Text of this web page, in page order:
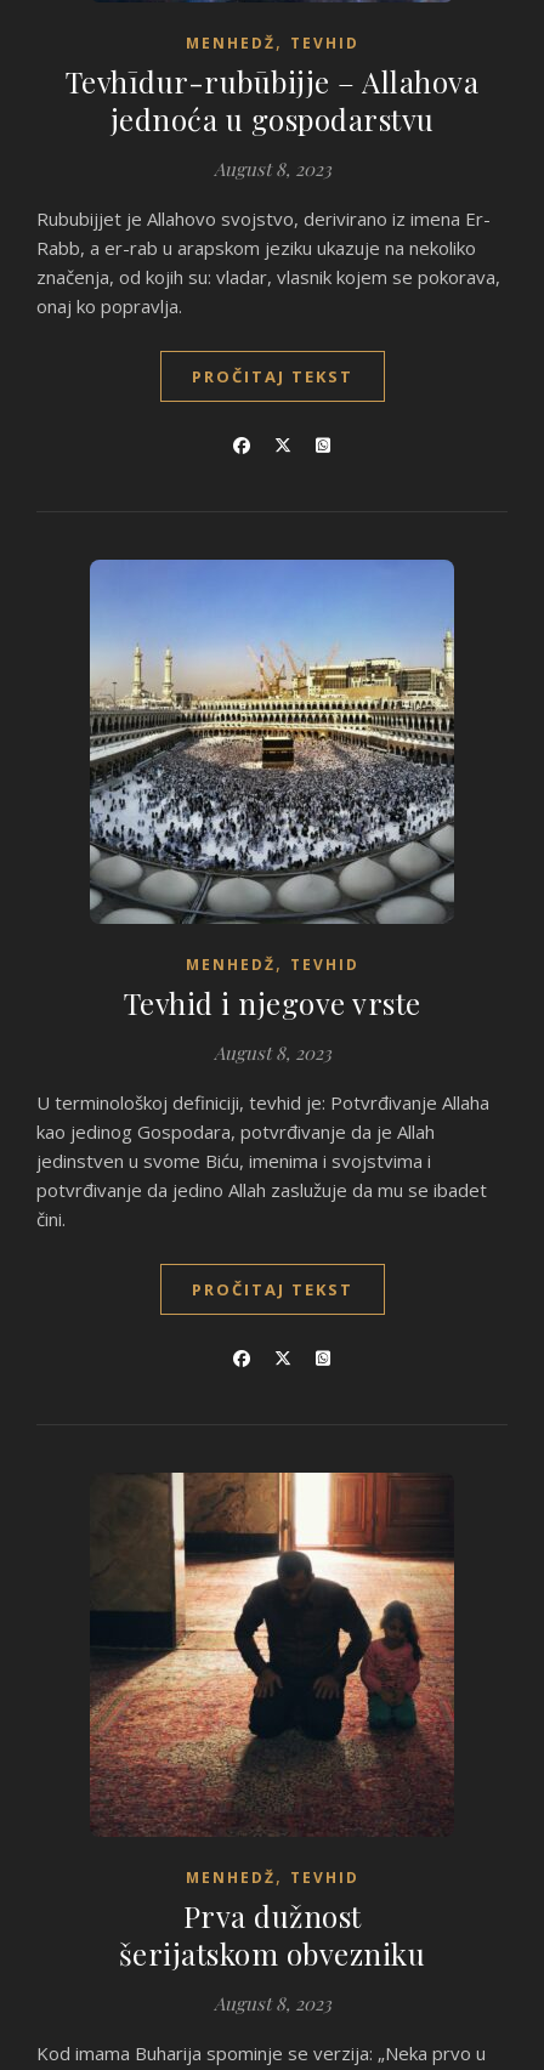
MENHEDŽ, TEVHID
Tevhīdur-rubūbijje – Allahova
jednoća u gospodarstvu
August 8, 2023
Rububijjet je Allahovo svojstvo, derivirano iz imena Er-
Rabb, a er-rab u arapskom jeziku ukazuje na nekoliko
značenja, od kojih su: vladar, vlasnik kojem se pokorava,
onaj ko popravlja.
PROČITAJ TEKST
MENHEDŽ, TEVHID
Tevhid i njegove vrste
August 8, 2023
U terminološkoj definiciji, tevhid je: Potvrđivanje Allaha
kao jedinog Gospodara, potvrđivanje da je Allah
jedinstven u svome Biću, imenima i svojstvima i
potvrđivanje da jedino Allah zaslužuje da mu se ibadet
čini.
PROČITAJ TEKST
MENHEDŽ, TEVHID
Prva dužnost
šerijatskom obvezniku
August 8, 2023
Kod imama Buharija spominje se verzija: „Neka prvo u